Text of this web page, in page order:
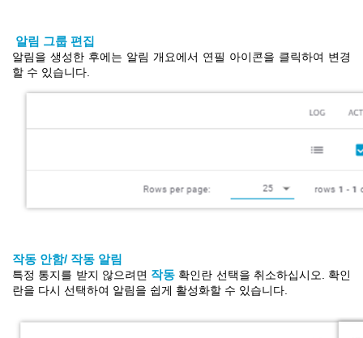
알림 그룹 편집
알림을 생성한 후에는 알림 개요에서 연필 아이콘을 클릭하여 변경
할 수 있습니다.
작동 안함/ 작동 알림
특정 통지를 받지 않으려면 작동 확인란 선택을 취소하십시오. 확인
란을 다시 선택하여 알림을 쉽게 활성화할 수 있습니다.